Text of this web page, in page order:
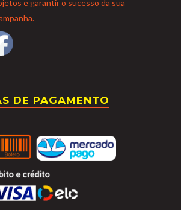
e garantir o sucesso da sua
DE PAGAMENTO